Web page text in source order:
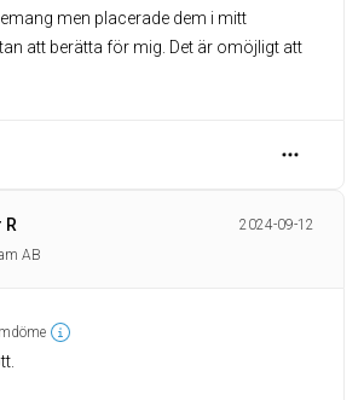
men placerade dem i mitt
att berätta för mig. Det är omöjligt att
R
2024-09-12
AB